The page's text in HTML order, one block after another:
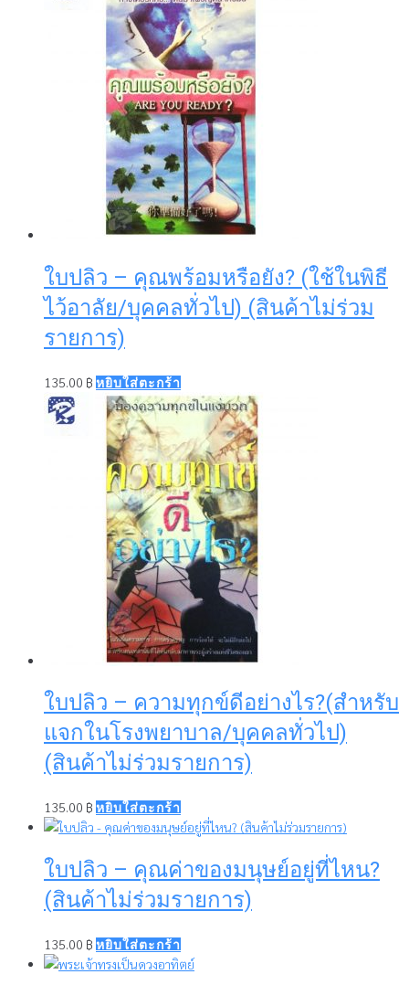
ใบปลิว – คุณพร้อมหรือยัง? (ใช้ในพิธี
ไว้อาลัย/บุคคลทั่วไป) (สินค้าไม่ร่วม
รายการ)
135.00 ฿ หยิบใส่ตะกร้า
ใบปลิว – ความทุกข์ดีอย่างไร?(สำหรับ
แจกในโรงพยาบาล/บุคคลทั่วไป)
(สินค้าไม่ร่วมรายการ)
135.00 ฿ หยิบใส่ตะกร้า
ใบปลิว – คุณค่าของมนุษย์อยู่ที่ไหน?
(สินค้าไม่ร่วมรายการ)
135.00 ฿ หยิบใส่ตะกร้า